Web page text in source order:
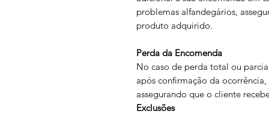
problemas alfandegários,
produto adquirido.
Perda da Encomenda
No caso de perda total ou
após confirmação da
assegurando que o cliente
Exclusões